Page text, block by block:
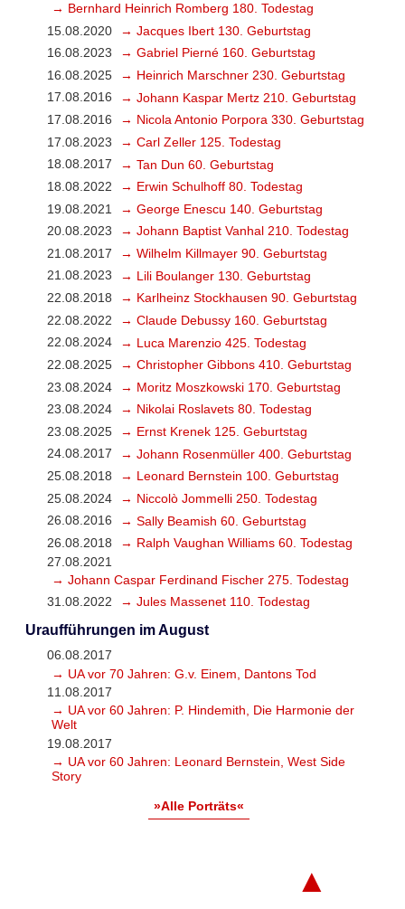
→ Bernhard Heinrich Romberg 180. Todestag
15.08.2020
→ Jacques Ibert 130. Geburtstag
16.08.2023
→ Gabriel Pierné 160. Geburtstag
16.08.2025
→ Heinrich Marschner 230. Geburtstag
17.08.2016
→ Johann Kaspar Mertz 210. Geburtstag
17.08.2016
→ Nicola Antonio Porpora 330. Geburtstag
17.08.2023
→ Carl Zeller 125. Todestag
18.08.2017
→ Tan Dun 60. Geburtstag
18.08.2022
→ Erwin Schulhoff 80. Todestag
19.08.2021
→ George Enescu 140. Geburtstag
20.08.2023
→ Johann Baptist Vanhal 210. Todestag
21.08.2017
→ Wilhelm Killmayer 90. Geburtstag
21.08.2023
→ Lili Boulanger 130. Geburtstag
22.08.2018
→ Karlheinz Stockhausen 90. Geburtstag
22.08.2022
→ Claude Debussy 160. Geburtstag
22.08.2024
→ Luca Marenzio 425. Todestag
22.08.2025
→ Christopher Gibbons 410. Geburtstag
23.08.2024
→ Moritz Moszkowski 170. Geburtstag
23.08.2024
→ Nikolai Roslavets 80. Todestag
23.08.2025
→ Ernst Krenek 125. Geburtstag
24.08.2017
→ Johann Rosenmüller 400. Geburtstag
25.08.2018
→ Leonard Bernstein 100. Geburtstag
25.08.2024
→ Niccolò Jommelli 250. Todestag
26.08.2016
→ Sally Beamish 60. Geburtstag
26.08.2018
→ Ralph Vaughan Williams 60. Todestag
27.08.2021
→ Johann Caspar Ferdinand Fischer 275. Todestag
31.08.2022
→ Jules Massenet 110. Todestag
Uraufführungen im August
06.08.2017
→ UA vor 70 Jahren: G.v. Einem, Dantons Tod
11.08.2017
→ UA vor 60 Jahren: P. Hindemith, Die Harmonie der
Welt
19.08.2017
→ UA vor 60 Jahren: Leonard Bernstein, West Side
Story
»Alle Porträts«
▲